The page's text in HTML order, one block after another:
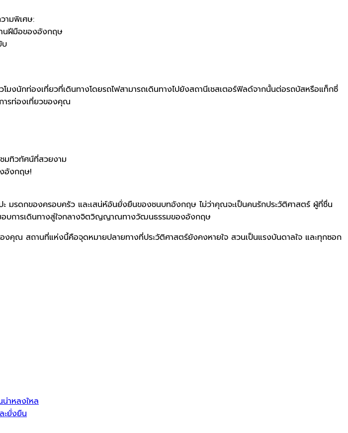
ามพิเศษ:
นฝีมือของอังกฤษ
บ
มงนักท่องเที่ยวที่เดินทางโดยรถไฟสามารถเดินทางไปยังสถานีเชสเตอร์ฟิลด์จากนั้นต่อรถบัสหรือแท็กซี่
ารท่องเที่ยวของคุณ
มทิวทัศน์ที่สวยงาม
อังกฤษ!
มรดกของครอบครัว และเสน่ห์อันยั่งยืนของชนบทอังกฤษ ไม่ว่าคุณจะเป็นคนรักประวัติศาสตร์ ผู้ที่ชื่น
อบการเดินทางสู่ใจกลางจิตวิญญาณทางวัฒนธรรมของอังกฤษ
ณ สถานที่แห่งนี้คือจุดหมายปลายทางที่ประวัติศาสตร์ยังคงหายใจ สวนเป็นแรงบันดาลใจ และทุกซอก
าหลงใหล
ะยั่งยืน